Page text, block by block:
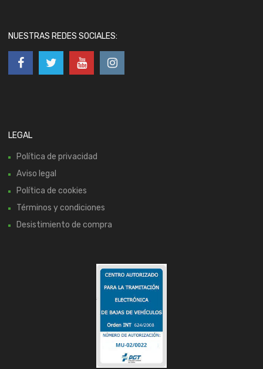
NUESTRAS REDES SOCIALES:
LEGAL
Política de privacidad
Aviso legal
Política de cookies
Términos y condiciones
Desistimiento de compra